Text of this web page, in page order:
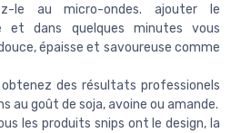
le au micro-ondes. ajouter le
dans quelques minutes vous
épaisse et savoureuse comme
obtenez des résultats professionels
au goût de soja, avoine ou amande.
les produits snips ont le design, la